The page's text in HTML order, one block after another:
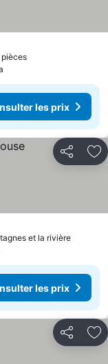
les prix
Partager
et la rivière
les prix
Partager